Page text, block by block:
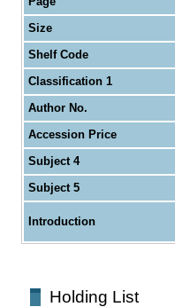
Size
Shelf Code
Classification 1
Author No.
Accession Price
Subject 4
Subject 5
Introduction
Holding List